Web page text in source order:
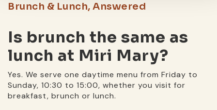
Brunch & Lunch, Answered
Is brunch the same as
lunch at Miri Mary?
Yes. We serve one daytime menu from Friday to
Sunday, 10:30 to 15:00, whether you visit for
breakfast, brunch or lunch.